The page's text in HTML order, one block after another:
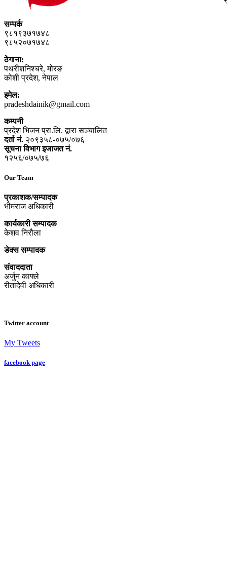
सम्पर्क
९८१९३७१७४८
९८५२०७१७४८
ठेगाना:
पथरीशनिश्‍चरे, मोरङ
कोशी प्रदेश, नेपाल
इमेल:
pradeshdainik@gmail.com
कम्पनी
प्रदेश भिजन प्रा.लि. द्वारा सञ्‍चालित
दर्ता नं. २०९३५८-०७५/०७६
सूचना विभाग इजाजत नं.
१२५६/०७५/७६
Our Team
प्रकाशक/सम्पादक
भीमराज अधिकारी
कार्यकारी सम्पादक
केशव निरौला
डेक्स सम्पादक
संवाददाता
अर्जुन काफ्ले
रीतादेवी अधिकारी
Twitter account
My Tweets
facebook page